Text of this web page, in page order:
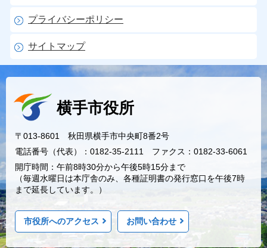
プライバシーポリシー
サイトマップ
横手市役所
〒013-8601 秋田県横手市中央町8番2号
電話番号（代表）：0182-35-2111 ファクス：0182-33-6061
開庁時間：午前8時30分から午後5時15分まで
（毎週水曜日は本庁舎のみ、各種証明書の発行窓口を午後7時
まで延長しています。）
市役所へのアクセス お問い合わせ